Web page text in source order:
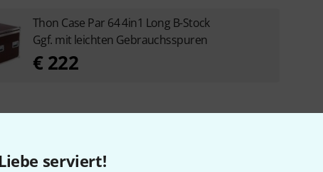
serviert!
Thon Case Par 64 4in1 Long B-Stock
Ggf. mit leichten Gebrauchsspuren
€ 222